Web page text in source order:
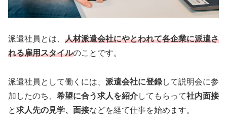
派遣社員とは、 人材派遣会社にやとわれて各企業に派遣さ
れる雇用スタイルのことです。
派遣社員として働くには、 派遣会社に登録して説明会に参
加したのち、 希望に合う求人を紹介してもらって社内面接
と求人先の見学、面接などを経て仕事を始めます。